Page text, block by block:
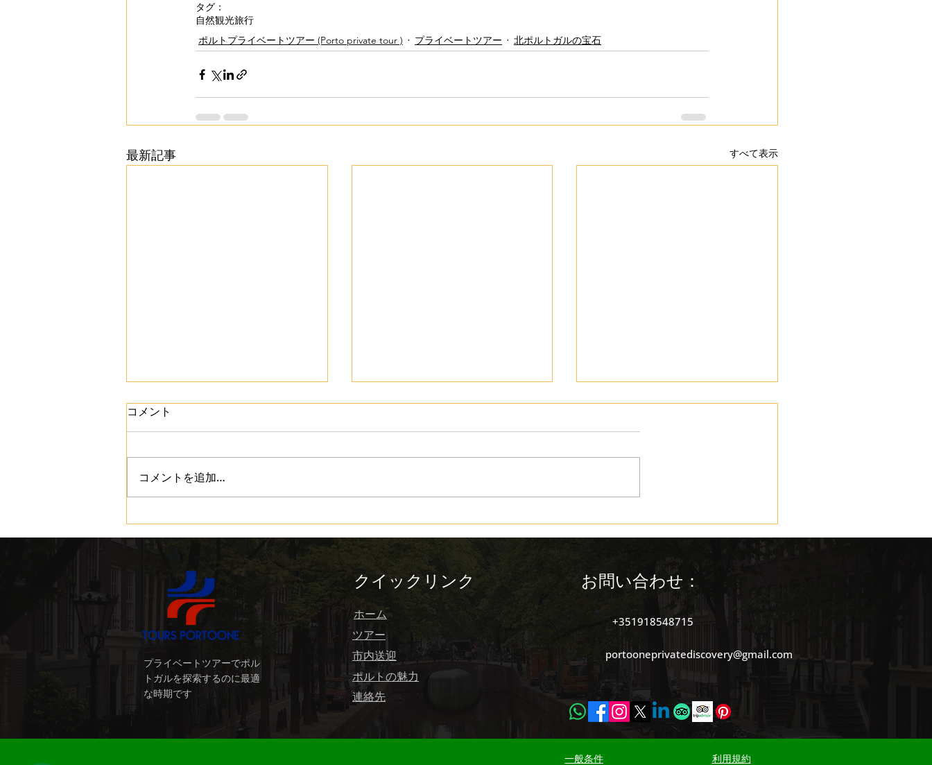
タグ：
自然観光旅行
ポルトプライベートツアー (Porto private tour )
プライベートツアー 北ポルトガルの宝石
最新記事 すべて表示
社のツアー
能な国
向け観光スポット
コメント
コメントを追加…
プライベートツアーでポル
トガルを探索するのに最適
な時期です
クイックリンク
ホーム
ツアー
市内送迎
ポルトの魅力
連絡先
お問い合わせ：
+351918548715
portooneprivatediscovery@gmail.com
一般条件 利用規約